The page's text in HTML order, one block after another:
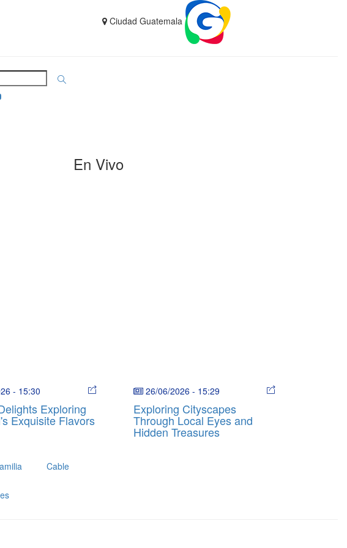
Ciudad Guatemala
En Vivo
- 15:30
Exploring
Exquisite Flavors
26/06/2026 - 15:29
Exploring Cityscapes
Through Local Eyes and
Hidden Treasures
Cable